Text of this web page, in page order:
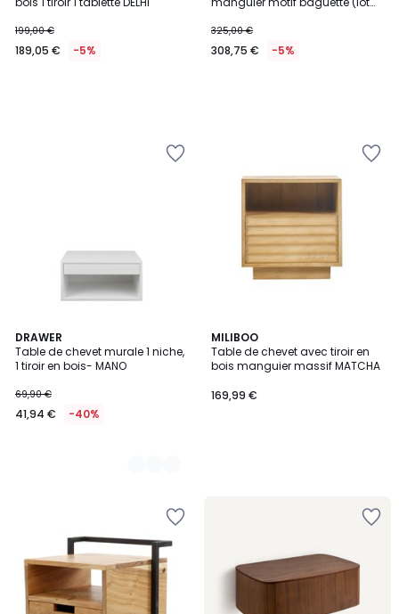
199,00 €
189,05 € -5%
325,00 €
308,75 € -5%
DRAWER
Table de chevet murale 1 niche,
1 tiroir en bois- MANO
69,90 €
41,94 € -40%
2
Couleurs
MILIBOO
Table de chevet avec tiroir en
bois manguier massif MATCHA
169,99 €